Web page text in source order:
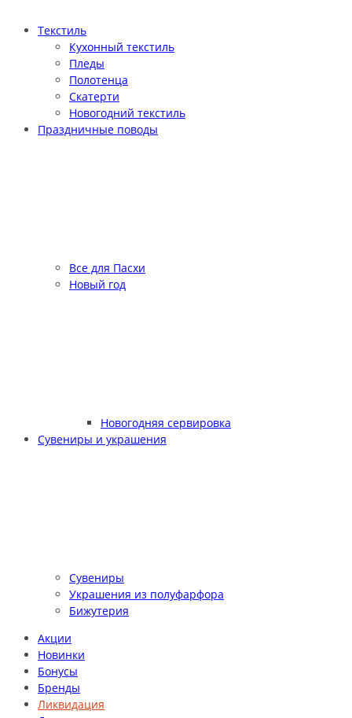
Текстиль
Кухонный текстиль
Пледы
Полотенца
Скатерти
Новогодний текстиль
Праздничные поводы
Все для Пасхи
Новый год
Новогодняя сервировка
Сувениры и украшения
Сувениры
Украшения из полуфарфора
Бижутерия
Акции
Новинки
Бонусы
Бренды
Ликвидация